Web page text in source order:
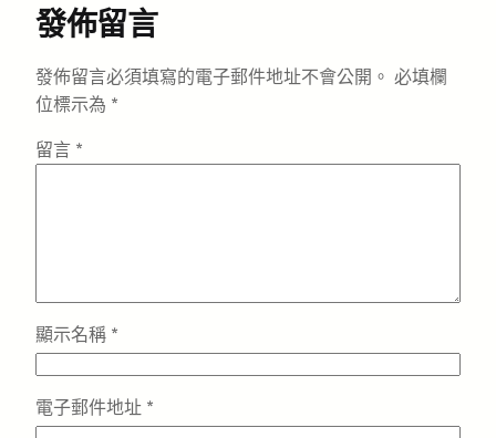
發佈留言
發佈留言必須填寫的電子郵件地址不會公開。 必填欄
位標示為 *
留言 *
顯示名稱 *
電子郵件地址 *